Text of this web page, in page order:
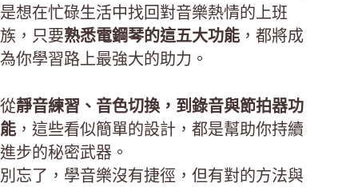
是想在忙碌生活中找回對音樂熱情的上班
族，只要熟悉電鋼琴的這五大功能，都將成
為你學習路上最強大的助力。
從靜音練習、音色切換，到錄音與節拍器功
能，這些看似簡單的設計，都是幫助你持續
進步的秘密武器。
別忘了，學音樂沒有捷徑，但有對的方法與